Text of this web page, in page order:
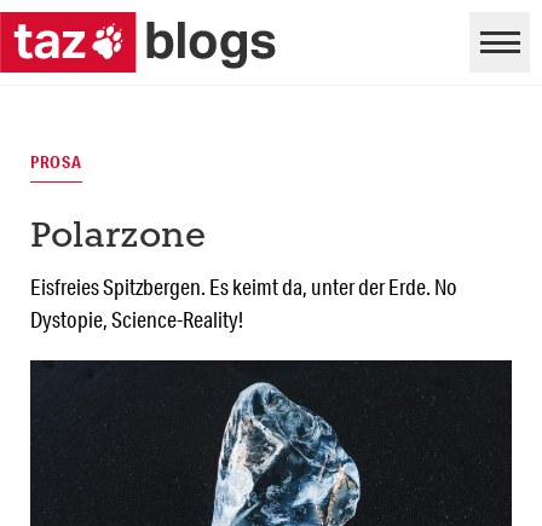
PROSA
Polarzone
Eisfreies Spitzbergen. Es keimt da, unter der Erde. No
Dystopie, Science-Reality!